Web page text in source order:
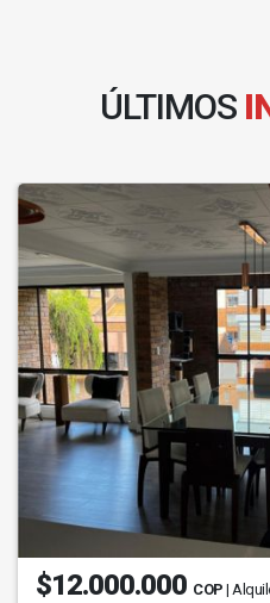
ÚLTIMOS
$12.000.000 COP |